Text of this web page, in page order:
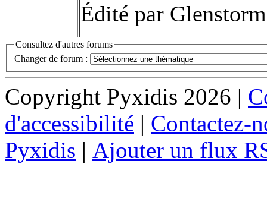
Édité par
Consultez d'autres forums
Changer de forum :
Copyright Pyxidis 2026 |
d'accessibilité | Contactez-
Pyxidis | Ajouter un flux